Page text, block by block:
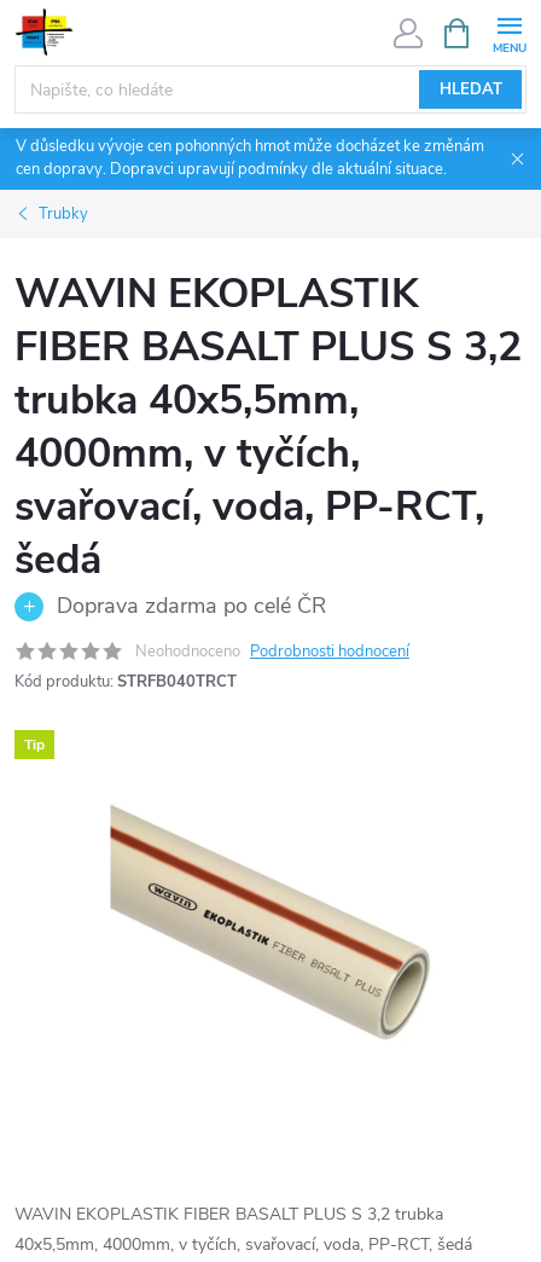
Přejít
obsah
HLEDAT
NÁKUPNÍ
KOŠÍK
V důsledku vývoje cen pohonných hmot může docházet ke změnám
cen dopravy. Dopravci upravují podmínky dle aktuální situace.
Trubky
WAVIN EKOPLASTIK
FIBER BASALT PLUS S 3,2
trubka 40x5,5mm,
4000mm, v tyčích,
svařovací, voda, PP-RCT,
šedá
Doprava zdarma po celé ČR
Neohodnoceno Podrobnosti hodnocení
Kód produktu: STRFB040TRCT
Tip
WAVIN EKOPLASTIK FIBER BASALT PLUS S 3,2 trubka
40x5,5mm, 4000mm, v tyčích, svařovací, voda, PP-RCT, šedá